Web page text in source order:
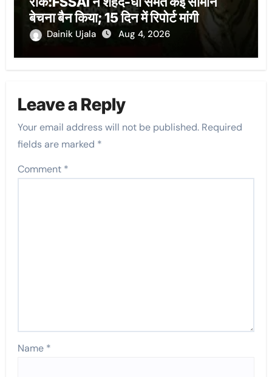
बेचना बैन किया; 15 दिन में रिपोर्ट मांगी
Dainik Ujala Aug 4, 2026
Leave a Reply
Your email address will not be published. Required
fields are marked *
Comment *
Name *